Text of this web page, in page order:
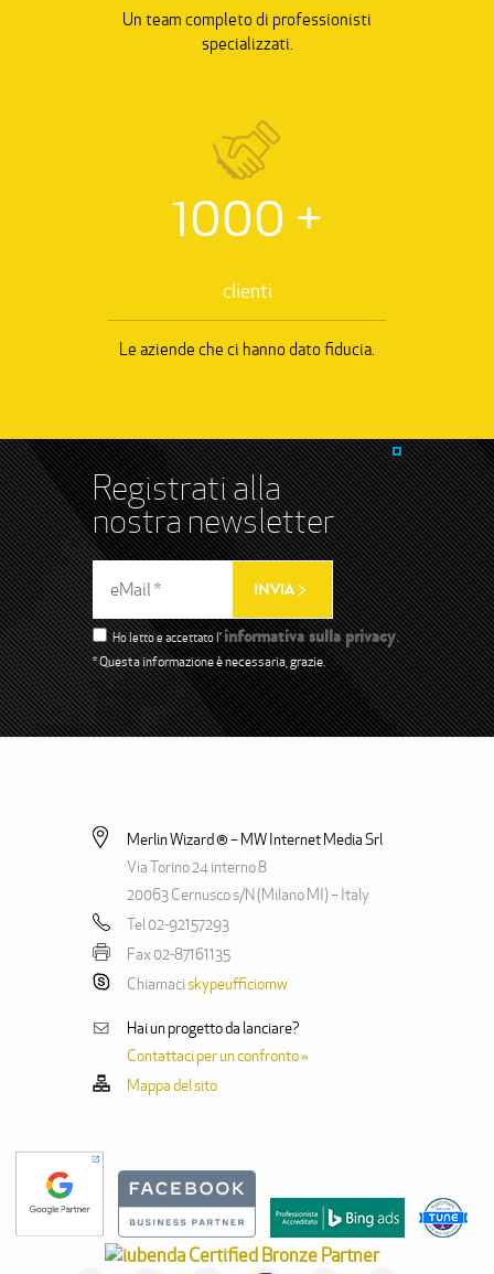
Un team completo di professionisti
specializzati.
1000 +
clienti
Le aziende che ci hanno dato fiducia.
Registrati alla
nostra newsletter
Ho letto e accettato l’informativa sulla privacy.
* Questa informazione è necessaria, grazie.
Merlin Wizard ® – MW Internet Media Srl
Via Torino 24 interno 8
20063 Cernusco s/N (Milano MI) – Italy
Tel 02-92157293
Fax 02-87161135
Chiamaciskypeufficiomw
Hai un progetto da lanciare?
Contattaci per un confronto »
Mappa del sito